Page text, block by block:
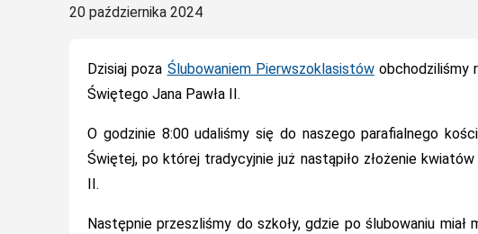
Posted
20 października 2024
Dzisiaj poza Ślubowaniem Pierwszoklasistówobchodziliśmy
Świętego Jana Pawła II.
O godzinie 8:00 udaliśmy się do naszego parafialnego
Świętej, po której tradycyjnie już nastąpiło złożenie
II.
Następnie przeszliśmy do szkoły, gdzie po ślubowaniu